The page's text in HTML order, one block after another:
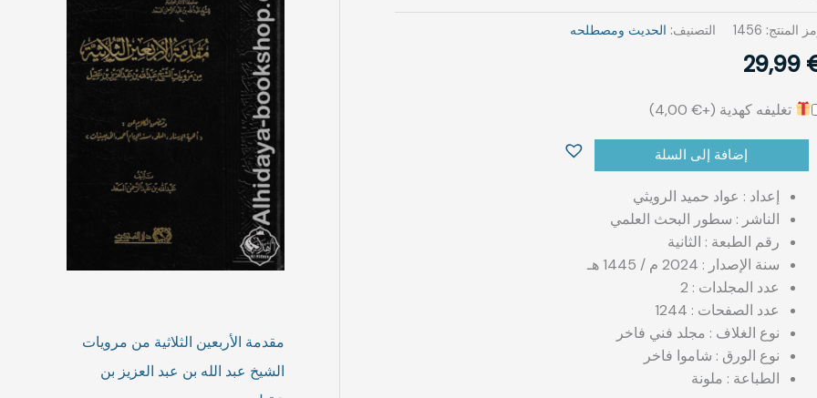
المنتج: 1456 التصنيف: الحديث ومصطلحه‎⁨
29,99
تغليفه كهدية (+ 4,00 €
)
إضافة إلى السلة
إعداد : ‏عواد حميد الرويثي
الناشر : سطور البحث العلمي
رقم الطبعة : الثانية
سنة الإصدار : 2024 م / 1445 هـ
عدد المجلدات : 2
عدد الصفحات : 1244
نوع الغلاف : مجلد فني فاخر
نوع الورق : شاموا فاخر
الطباعة : ملونة
مقدمة الأربعين الثلاثية من مرويات
الشيخ عبد الله بن عبد العزيز بن